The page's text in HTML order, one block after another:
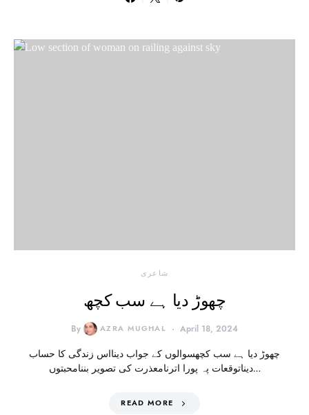
شاعری
چھوڑ دیا ہے سب کچھ
By AZRA MUGHAL April 18, 2024
چھوڑ دیا ہے سب کچھسوالوں کے جواب دینااس زندگی کا حساب
دیناتوقعات پہ پورا اترنامعذرت کی تصویر بننامحبتوں…
READ MORE